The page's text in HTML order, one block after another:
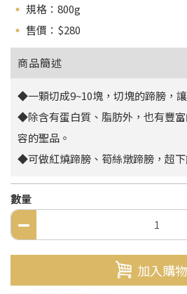
規格：800g
售價：$280
商品簡述
◆一顆切成9~10塊，切塊的蹄膀，
◆除含有蛋白質、脂肪外，也有豐
容的聖品。
◆可做紅燒蹄膀、筍絲燉蹄膀，超
數量
加入購